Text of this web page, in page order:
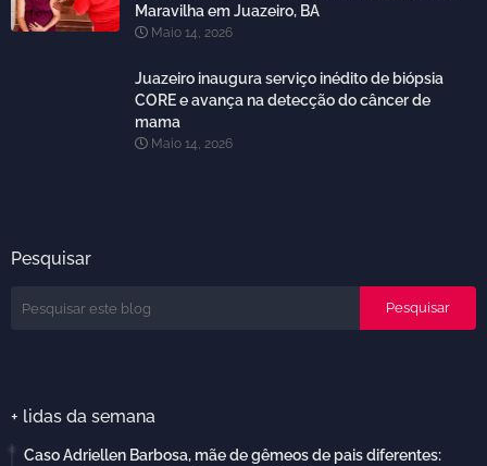
Maravilha em Juazeiro, BA
Maio 14, 2026
Juazeiro inaugura serviço inédito de biópsia
CORE e avança na detecção do câncer de
mama
Maio 14, 2026
Pesquisar
+ lidas da semana
Caso Adriellen Barbosa, mãe de gêmeos de pais diferentes: